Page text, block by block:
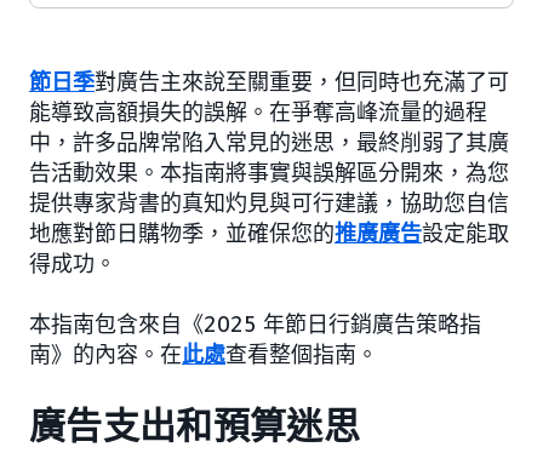
節日季對廣告主來說至關重要，但同時也充滿了可
能導致高額損失的誤解。在爭奪高峰流量的過程
中，許多品牌常陷入常見的迷思，最終削弱了其廣
告活動效果。本指南將事實與誤解區分開來，為您
提供專家背書的真知灼見與可行建議，協助您自信
地應對節日購物季，並確保您的推廣廣告設定能取
得成功。
本指南包含來自《2025 年節日行銷廣告策略指
南》的內容。在此處查看整個指南。
廣告支出和預算迷思